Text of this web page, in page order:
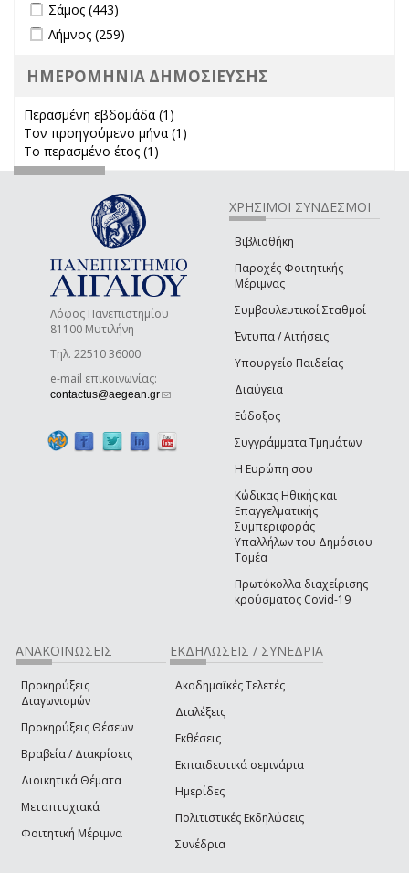
Apply Σάμος filter
Σάμος (443)
Apply Λήμνος filter
Λήμνος (259)
ΗΜΕΡΟΜΗΝΙΑ ΔΗΜΟΣΙΕΥΣΗΣ
Περασμένη εβδομάδα (1)
Τον προηγούμενο μήνα (1)
Το περασμένο έτος (1)
Λόφος Πανεπιστημίου
81100 Μυτιλήνη
Τηλ. 22510 36000
e-mail επικοινωνίας:
contactus@aegean.gr(link sends e-mail)
ΧΡΗΣΙΜΟΙ ΣΥΝΔΕΣΜΟΙ
Βιβλιοθήκη
Παροχές Φοιτητικής
Μέριμνας
Συμβουλευτικοί Σταθμοί
Έντυπα / Αιτήσεις
Υπουργείο Παιδείας
Διαύγεια
Εύδοξος
Συγγράμματα Τμημάτων
Η Ευρώπη σου
Κώδικας Ηθικής και
Επαγγελματικής
Συμπεριφοράς
Υπαλλήλων του Δημόσιου
Τομέα
Πρωτόκολλα διαχείρισης
κρούσματος Covid-19
ΑΝΑΚΟΙΝΩΣΕΙΣ
Προκηρύξεις
Διαγωνισμών
Προκηρύξεις Θέσεων
Βραβεία / Διακρίσεις
Διοικητικά Θέματα
Μεταπτυχιακά
Φοιτητική Μέριμνα
ΕΚΔΗΛΩΣΕΙΣ / ΣΥΝΕΔΡΙΑ
Ακαδημαϊκές Τελετές
Διαλέξεις
Εκθέσεις
Εκπαιδευτικά σεμινάρια
Ημερίδες
Πολιτιστικές Εκδηλώσεις
Συνέδρια